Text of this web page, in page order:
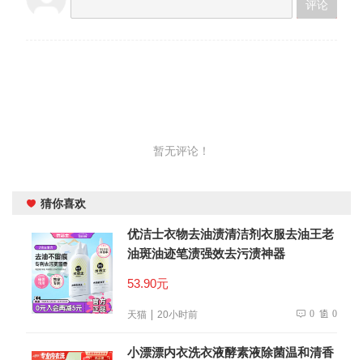
评论
暂无评论！
猜你喜欢
优洁士衣物去油渍清洁剂衣服去油王老
油斑油迹笔渍强效去污渍神器
53.90元
天猫 20小时前 0 0
小漂漂内衣洗衣液酵素液除菌温和清香